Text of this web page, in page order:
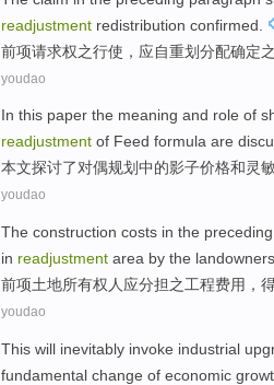
readjustment redistribution confirmed
前项请求权之行使 ， 应自重划分配确定
youdao
In this paper the meaning and role of
readjustment of Feed formula are
本文探讨了对偶规划中的影子价格和灵
youdao
The construction costs in the preceding
in readjustment area by the landowners
前项土地所有权人 应分担之工程费用 ，
youdao
This will inevitably invoke industrial
fundamental change of economic